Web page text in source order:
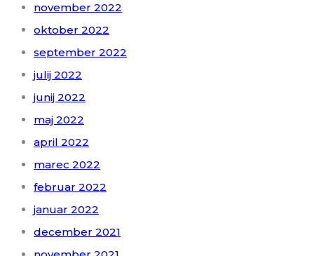
november 2022
oktober 2022
september 2022
julij 2022
junij 2022
maj 2022
april 2022
marec 2022
februar 2022
januar 2022
december 2021